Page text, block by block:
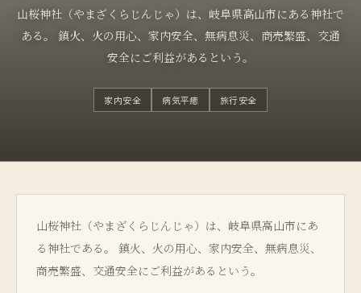
山桜神社（やまざくらじんじゃ）は、岐阜県高山市にある神社で
ある。 鎮火、火の用心、家内安全、無病息災、商売繁盛、交通
安全にご利益があるという。
家内安全 病気平癒 旅行安全
山桜神社（やまざくらじんじゃ）は、岐阜県高山市にあ
る神社である。 鎮火、火の用心、家内安全、無病息災、
商売繁盛、交通安全にご利益があるという。